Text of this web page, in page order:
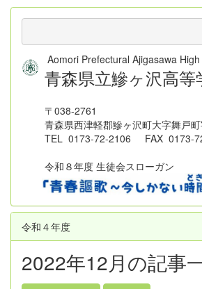
Aomori Prefectural Ajigasawa
青森県立鰺ヶ沢高等
〒038-2761
青森県西津軽郡鰺ヶ沢町大字舞戸
TEL 0173-72-2106 FAX 0173-
令和８年度 生徒会スローガン
令和４年度
2022年12月の記事